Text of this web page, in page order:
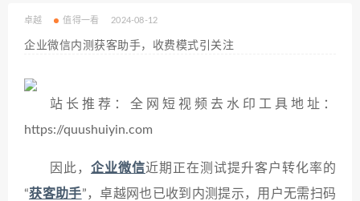
卓越 值得一看 2024-08-12
企业微信内测获客助手，收费模式引关注
站长推荐：全网短视频去水印工具地址：
https://quushuiyin.com
因此， 企业微信近期正在测试提升客户转化率的
“获客助手”，卓越网也已收到内测提示，用户无需扫码